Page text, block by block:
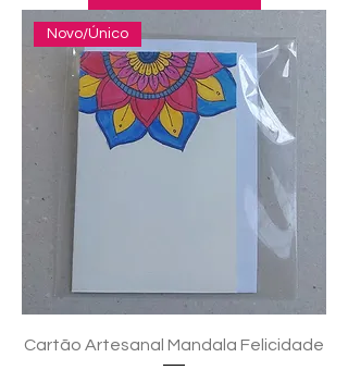
Novo/Único
Cartão Artesanal Mandala Felicidade